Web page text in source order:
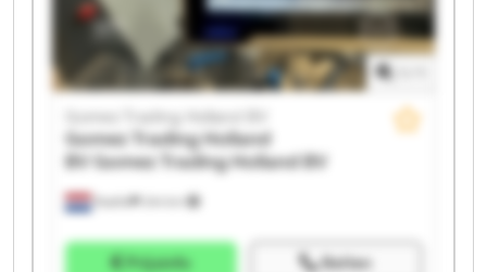
Raalte
Gomez Trading Holland BV
Gomez Trading Holland
BV Gomez Trading Holland BV
Prijsinfo Bellen